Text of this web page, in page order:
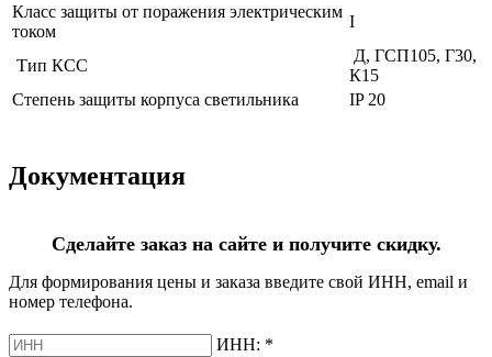
Класс защиты от поражения электрическим
током
I
Тип КСС
Д, ГСП105, Г30,
К15
Степень защиты корпуса светильника
IP 20
Документация
Сделайте заказ на сайте и получите скидку.
Для формирования цены и заказа введите свой ИНН, email и
номер телефона.
ИНН: *